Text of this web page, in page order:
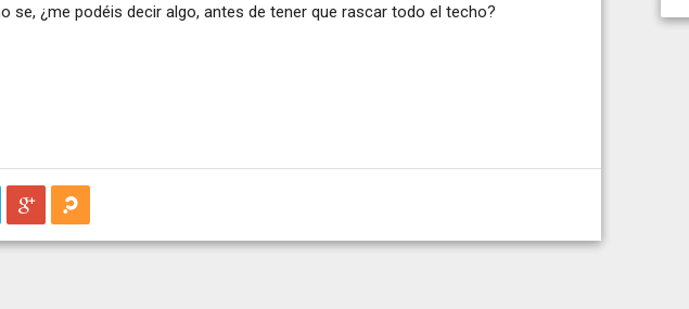
se, ¿me podéis decir algo, antes de tener que rascar todo el techo?